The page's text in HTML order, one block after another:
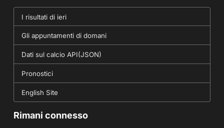
I risultati di ieri
Gli appuntamenti di domani
Dati sul calcio API(JSON)
Pronostici
English Site
Rimani connesso